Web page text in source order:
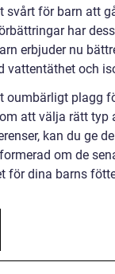
svårt för barn att
har
erbjuder nu
vattentäthet och
oumbärligt plagg
att välja rätt typ
kan du ge
om de
för dina barns